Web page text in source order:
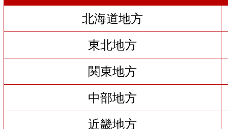
北海道地方
東北地方
関東地方
中部地方
近畿地方